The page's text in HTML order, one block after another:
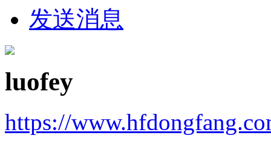
发送消息
luofey
https://